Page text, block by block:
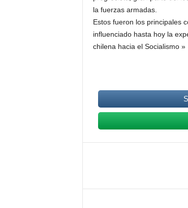
la fuerzas armadas.
Estos fueron los principales
influenciado hasta hoy la
chilena hacia el Socialismo »